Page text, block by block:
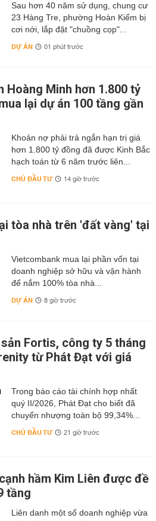
Sau hơn 40 năm sử dụng, chung cư
23 Hàng Tre, phường Hoàn Kiếm bị
cơi nới, lắp đặt "chuồng cọp"...
DỰ ÁN 01 phút trước
Hoàng Minh hơn 1.800 tỷ
lại dự án 100 tầng gần
hơn 1.800 tỷ đồng đã được Kinh Bắc
hạch toán từ 6 năm trước liên...
CHỦ ĐẦU TƯ 14 giờ trước
tòa nhà trên 'đất vàng' tại
Vietcombank mua lại phần vốn tại
doanh nghiệp sở hữu và vận hành
để nắm 100% tòa nhà...
DỰ ÁN 8 giờ trước
Fortis, công ty 5 tháng
từ Phát Đạt với giá
Trong báo cáo tài chính hợp nhất
quý II/2026, Phát Đạt cho biết đã
chuyển nhượng toàn bộ 99,34%...
CHỦ ĐẦU TƯ 21 giờ trước
hầm Kim Liên được đề
tầng
Liên danh một số doanh nghiệp vừa